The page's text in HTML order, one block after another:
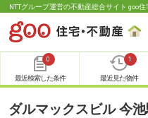
NTTグループ運営の不動産総合サイト goo
0
最近検索した条件
1
最近見た物件
ダルマックスビル 今